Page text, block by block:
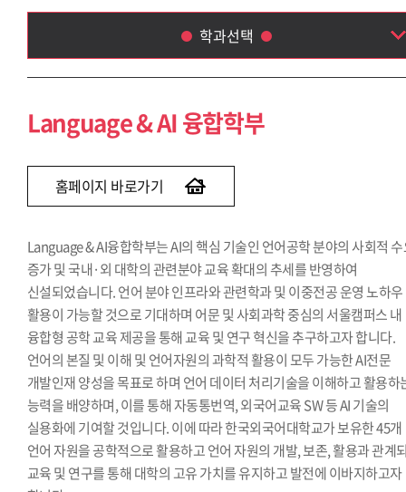
학과선택
Language & AI 융합학부
Language & AI 융합학부
홈페이지 바로가기
Language & AI융합학부는 AI의 핵심 기술인 언어공학 분야의 사회적
증가 및 국내·외 대학의 관련분야 교육 확대의 추세를 반영하여
신설되었습니다. 언어 분야 인프라와 관련학과 및 이중전공 운영 노하우
활용이 가능할 것으로 기대하며 어문 및 사회과학 중심의 서울캠퍼스 내
융합형 공학 교육 제공을 통해 교육 및 연구 혁신을 추구하고자 합니다.
언어의 본질 및 이해 및 언어자원의 과학적 활용이 모두 가능한 AI전문
개발인재 양성을 목표로 하며 언어 데이터 처리기술을 이해하고 활용하
능력을 배양하며, 이를 통해 자동통번역, 외국어교육 SW 등 AI 기술의
실용화에 기여할 것입니다. 이에 따라 한국외국어대학교가 보유한 45개
언어 자원을 공학적으로 활용하고 언어 자원의 개발, 보존, 활용과 관계
교육 및 연구를 통해 대학의 고유 가치를 유지하고 발전에 이바지하고자